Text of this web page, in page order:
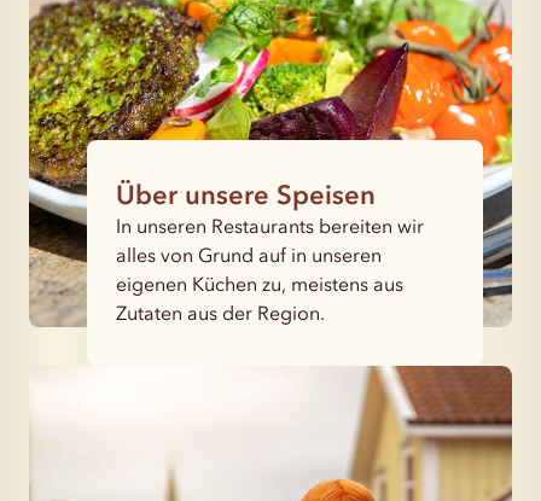
Über unsere Speisen
In unseren Restaurants bereiten wir
alles von Grund auf in unseren
eigenen Küchen zu, meistens aus
Zutaten aus der Region.